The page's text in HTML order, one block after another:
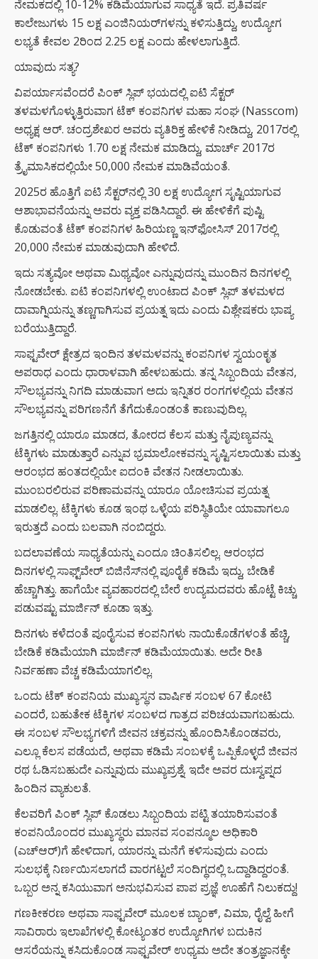
ನೇಮಕದಲ್ಲಿ 10-12% ಕಡಿಮೆಯಾಗುವ ಸಾಧ್ಯತೆ ಇದೆ. ಪ್ರತಿವರ್ಷ
ಕಾಲೇಜುಗಳು 15 ಲಕ್ಷ ಎಂಜಿನಿಯರ್‌ಗಳನ್ನು ಕಳಿಸುತ್ತಿದ್ದು, ಉದ್ಯೋಗ
ಲಭ್ಯತೆ ಕೇವಲ 2ರಿಂದ 2.25 ಲಕ್ಷ ಎಂದು ಹೇಳಲಾಗುತ್ತಿದೆ.
ಯಾವುದು ಸತ್ಯ?
ವಿಪರ್ಯಾಸವೆಂದರೆ ಪಿಂಕ್ ಸ್ಲಿಪ್ ಭಯದಲ್ಲಿ ಐಟಿ ಸೆಕ್ಟರ್
ತಳಮಳಗೊಳ್ಳುತ್ತಿರುವಾಗ ಟೆಕ್ ಕಂಪನಿಗಳ ಮಹಾ ಸಂಘ (Nasscom)
ಅಧ್ಯಕ್ಷ ಆರ್. ಚಂದ್ರಶೇಖರ ಅವರು ವ್ಯತಿರಿಕ್ತ ಹೇಳಿಕೆ ನೀಡಿದ್ದು, 2017ರಲ್ಲಿ
ಟೆಕ್ ಕಂಪನಿಗಳು 1.70 ಲಕ್ಷ ನೇಮಕ ಮಾಡಿದ್ದು, ಮಾರ್ಚ್ 2017ರ
ತ್ರೈಮಾಸಿಕದಲ್ಲಿಯೇ 50,000 ನೇಮಕ ಮಾಡಿವೆಯಂತೆ.
2025ರ ಹೊತ್ತಿಗೆ ಐಟಿ ಸೆಕ್ಟರ್‌ನಲ್ಲಿ 30 ಲಕ್ಷ ಉದ್ಯೋಗ ಸೃಷ್ಟಿಯಾಗುವ
ಆಶಾಭಾವನೆಯನ್ನು ಅವರು ವ್ಯಕ್ತ ಪಡಿಸಿದ್ದಾರೆ. ಈ ಹೇಳಿಕೆಗೆ ಪುಷ್ಟಿ
ಕೊಡುವಂತೆ ಟೆಕ್ ಕಂಪನಿಗಳ ಹಿರಿಯಣ್ಣ ಇನ್‌ಫೋಸಿಸ್ 2017ರಲ್ಲಿ
20,000 ನೇಮಕ ಮಾಡುವುದಾಗಿ ಹೇಳಿದೆ.
ಇದು ಸತ್ಯವೋ ಅಥವಾ ಮಿಥ್ಯವೋ ಎನ್ನುವುದನ್ನು ಮುಂದಿನ ದಿನಗಳಲ್ಲಿ
ನೋಡಬೇಕು. ಐಟಿ ಕಂಪನಿಗಳಲ್ಲಿ ಉಂಟಾದ ಪಿಂಕ್ ಸ್ಲಿಪ್ ತಳಮಳದ
ದಾವಾಗ್ನಿಯನ್ನು ತಣ್ಣಗಾಗಿಸುವ ಪ್ರಯತ್ನ ಇದು ಎಂದು ವಿಶ್ಲೇಷಕರು ಭಾಷ್ಯ
ಬರೆಯುತ್ತಿದ್ದಾರೆ.
ಸಾಫ್ಟವೇರ್ ಕ್ಷೇತ್ರದ ಇಂದಿನ ತಳಮಳವನ್ನು ಕಂಪನಿಗಳ ಸ್ವಯಂಕೃತ
ಅಪರಾಧ ಎಂದು ಧಾರಾಳವಾಗಿ ಹೇಳಬಹುದು. ತನ್ನ ಸಿಬ್ಬಂದಿಯ ವೇತನ,
ಸೌಲಭ್ಯವನ್ನು ನಿಗದಿ ಮಾಡುವಾಗ ಅದು ಇನ್ನಿತರ ರಂಗಗಳಲ್ಲಿಯ ವೇತನ
ಸೌಲಭ್ಯವನ್ನು ಪರಿಗಣನೆಗೆ ತೆಗೆದುಕೊಂಡಂತೆ ಕಾಣುವುದಿಲ್ಲ.
ಜಗತ್ತಿನಲ್ಲಿ ಯಾರೂ ಮಾಡದ, ತೋರದ ಕೆಲಸ ಮತ್ತು ನೈಪುಣ್ಯವನ್ನು
ಟೆಕ್ಕಿಗಳು ಮಾಡುತ್ತಾರೆ ಎನ್ನುವ ಭ್ರಮಾಲೋಕವನ್ನು ಸೃಷ್ಟಿಸಲಾಯಿತು ಮತ್ತು
ಆರಂಭದ ಹಂತದಲ್ಲಿಯೇ ಐದಂಕಿ ವೇತನ ನೀಡಲಾಯಿತು.
ಮುಂಬರಲಿರುವ ಪರಿಣಾಮವನ್ನು ಯಾರೂ ಯೋಚಿಸುವ ಪ್ರಯತ್ನ
ಮಾಡಲಿಲ್ಲ. ಟೆಕ್ಕಿಗಳು ಕೂಡ ಇಂಥ ಒಳ್ಳೆಯ ಪರಿಸ್ಥಿತಿಯೇ ಯಾವಾಗಲೂ
ಇರುತ್ತದೆ ಎಂದು ಬಲವಾಗಿ ನಂಬಿದ್ದರು.
ಬದಲಾವಣೆಯ ಸಾಧ್ಯತೆಯನ್ನು ಎಂದೂ ಚಿಂತಿಸಲಿಲ್ಲ. ಆರಂಭದ
ದಿನಗಳಲ್ಲಿ ಸಾಫ್ಟ್‌ವೇರ್ ಬಿಜಿನೆಸ್‌ನಲ್ಲಿ ಪೂರೈಕೆ ಕಡಿಮೆ ಇದ್ದು, ಬೇಡಿಕೆ
ಹೆಚ್ಚಾಗಿತ್ತು. ಹಾಗೆಯೇ ವ್ಯವಹಾರದಲ್ಲಿ ಬೇರೆ ಉದ್ಯಮದವರು ಹೊಟ್ಟೆ ಕಿಚ್ಚು
ಪಡುವಷ್ಟು ಮಾರ್ಜಿನ್ ಕೂಡಾ ಇತ್ತು.
ದಿನಗಳು ಕಳೆದಂತೆ ಪೂರೈಸುವ ಕಂಪನಿಗಳು ನಾಯಿಕೊಡೆಗಳಂತೆ ಹೆಚ್ಚಿ,
ಬೇಡಿಕೆ ಕಡಿಮೆಯಾಗಿ ಮಾರ್ಜಿನ್ ಕಡಿಮೆಯಾಯಿತು. ಅದೇ ರೀತಿ
ನಿರ್ವಹಣಾ ವೆಚ್ಚ ಕಡಿಮೆಯಾಗಲಿಲ್ಲ.
ಒಂದು ಟೆಕ್ ಕಂಪನಿಯ ಮುಖ್ಯಸ್ಥನ ವಾರ್ಷಿಕ ಸಂಬಳ 67 ಕೋಟಿ
ಎಂದರೆ, ಬಹುತೇಕ ಟೆಕ್ಕಿಗಳ ಸಂಬಳದ ಗಾತ್ರದ ಪರಿಚಯವಾಗಬಹುದು.
ಈ ಸಂಬಳ ಸೌಲಭ್ಯಗಳಿಗೆ ಜೀವನ ಚಕ್ರವನ್ನು ಹೊಂದಿಸಿಕೊಂಡವರು,
ಎಲ್ಲೂ ಕೆಲಸ ಪಡೆಯದೆ, ಅಥವಾ ಕಡಿಮೆ ಸಂಬಳಕ್ಕೆ ಒಪ್ಪಿಕೊಳ್ಳದೆ ಜೀವನ
ರಥ ಓಡಿಸಬಹುದೇ ಎನ್ನುವುದು ಮುಖ್ಯಪ್ರಶ್ನೆ. ಇದೇ ಅವರ ದುಃಸ್ವಪ್ನದ
ಹಿಂದಿನ ವ್ಯಾಕುಲತೆ.
ಕೆಲವರಿಗೆ ಪಿಂಕ್ ಸ್ಲಿಪ್ ಕೊಡಲು ಸಿಬ್ಬಂದಿಯ ಪಟ್ಟಿ ತಯಾರಿಸುವಂತೆ
ಕಂಪನಿಯೊಂದರ ಮುಖ್ಯಸ್ಥರು ಮಾನವ ಸಂಪನ್ಮೂಲ ಅಧಿಕಾರಿ
(ಎಚ್‌ಆರ್)ಗೆ ಹೇಳಿದಾಗ, ಯಾರನ್ನು ಮನೆಗೆ ಕಳಿಸುವುದು ಎಂದು
ಸುಲಭಕ್ಕೆ ನಿರ್ಣಯಿಸಲಾಗದೆ ವಾರಗಟ್ಟಲೆ ಸಂದಿಗ್ಧದಲ್ಲಿ ಒದ್ದಾಡಿದ್ದರಂತೆ.
ಒಬ್ಬರ ಅನ್ನ ಕಸಿಯುವಾಗ ಅನುಭವಿಸುವ ಪಾಪ ಪ್ರಜ್ಞೆ ಊಹೆಗೆ ನಿಲುಕದ್ದು!
ಗಣಕೀಕರಣ ಅಥವಾ ಸಾಫ್ಟವೇರ್ ಮೂಲಕ ಬ್ಯಾಂಕ್, ವಿಮಾ, ರೈಲ್ವೆ ಹೀಗೆ
ಸಾವಿರಾರು ಇಲಾಖೆಗಳಲ್ಲಿ ಕೋಟ್ಯಂತರ ಉದ್ಯೋಗಿಗಳ ಬದುಕಿನ
ಆಸರೆಯನ್ನು ಕಸಿದುಕೊಂಡ ಸಾಫ್ಟವೇರ್ ಉಧ್ಯಮ ಅದೇ ತಂತ್ರಜ್ಞಾನಕ್ಕೇ